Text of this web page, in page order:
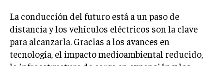
La conducción del futuro está a un paso de
distancia y los vehículos eléctricos son la clave
para alcanzarla. Gracias a los avances en
tecnología, el impacto medioambiental reducido,